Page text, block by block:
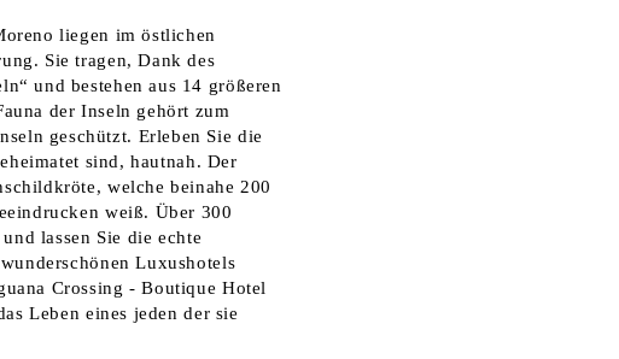
liegen im östlichen
Sie tragen, Dank des
und bestehen aus 14 größeren
der Inseln gehört zum
geschützt. Erleben Sie die
sind, hautnah. Der
welche beinahe 200
weiß. Über 300
lassen Sie die echte
Luxushotels
Crossing - Boutique Hotel
Leben eines jeden der sie